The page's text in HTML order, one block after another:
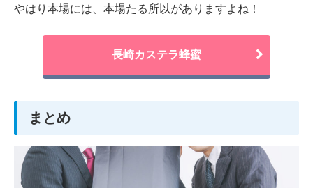
やはり本場には、本場たる所以がありますよね！
長崎カステラ蜂蜜
まとめ